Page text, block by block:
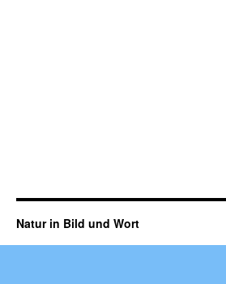
Natur in Bild und Wort